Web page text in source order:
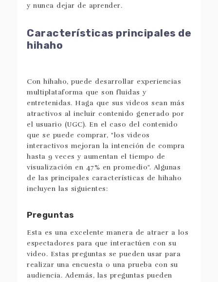
y nunca dejar de aprender.
Características principales de
hihaho
Con hihaho, puede desarrollar experiencias
multiplataforma que son fluidas y
entretenidas. Haga que sus videos sean más
atractivos al incluir contenido generado por
el usuario (UGC). En el caso del contenido
que se puede comprar, "los videos
interactivos mejoran la intención de compra
hasta 9 veces y aumentan el tiempo de
visualización en 47% en promedio". Algunas
de las principales características de hihaho
incluyen las siguientes:
Preguntas
Esta es una excelente manera de atraer a los
espectadores para que interactúen con su
video. Estas preguntas se pueden usar para
realizar una encuesta o una prueba con su
audiencia. Además, las preguntas pueden